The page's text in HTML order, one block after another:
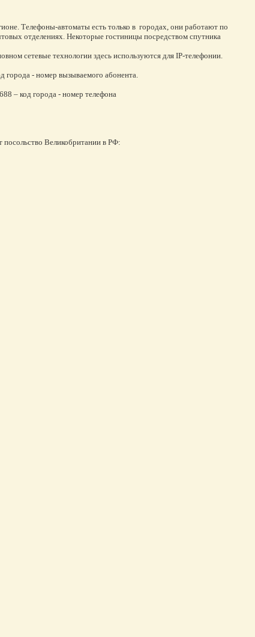
Телефоны-автоматы есть только в городах, они работают по
отделениях. Некоторые гостиницы посредством спутника
сетевые технологии здесь используются для IP-телефонии.
города - номер вызываемого абонента.
– код города - номер телефона
посольство Великобритании в РФ: